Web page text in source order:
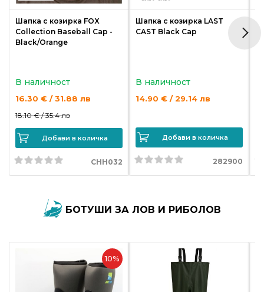
Шапка с козирка FOX
Collection Baseball Cap -
Black/Orange
В наличност
16.30 € / 31.88 лв
18.10 € /35.4 лв
Добави в количка
CHH032
Шапка с козирка LAST
CAST Black Cap
В наличност
14.90 € / 29.14 лв
Добави в количка
282900
БОТУШИ ЗА ЛОВ И РИБОЛОВ
10%